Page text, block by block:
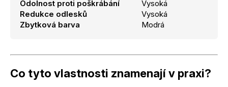
Odolnost proti poškrábání
Vysoká
Redukce odlesků
Vysoká
Zbytková barva
Modrá
Co tyto vlastnosti znamenají v praxi?